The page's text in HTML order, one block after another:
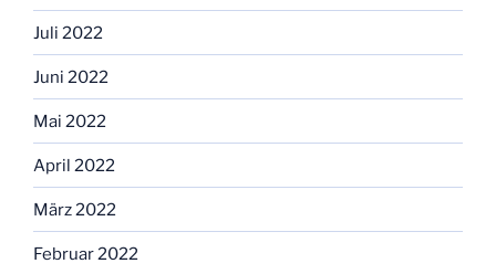
Juli 2022
Juni 2022
Mai 2022
April 2022
März 2022
Februar 2022